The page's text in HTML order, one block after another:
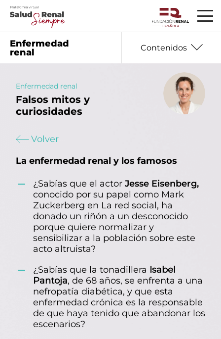
Enfermedad
renal
Contenidos
01
Información básica
03
Datos que debes saber
04
Hablan los expertos
Mujer y enfermedad renal
06
Nutrición
07
Salud emocional
08
Vacaciones, ocio y tiempo libre
Enfermedad renal
Falsos mitos y
curiosidades
Volver
La enfermedad renal y los famosos
¿Sabías que el actor Jesse Eisenberg,
conocido por su papel como Mark
Zuckerberg en La red social, ha
donado un riñón a un desconocido
porque quiere normalizar y
sensibilizar a la población sobre este
acto altruista?
¿Sabías que la tonadillera Isabel
Pantoja, de 68 años, se enfrenta a una
nefropatía diabética, y que esta
enfermedad crónica es la responsable
de que haya tenido que abandonar los
escenarios?